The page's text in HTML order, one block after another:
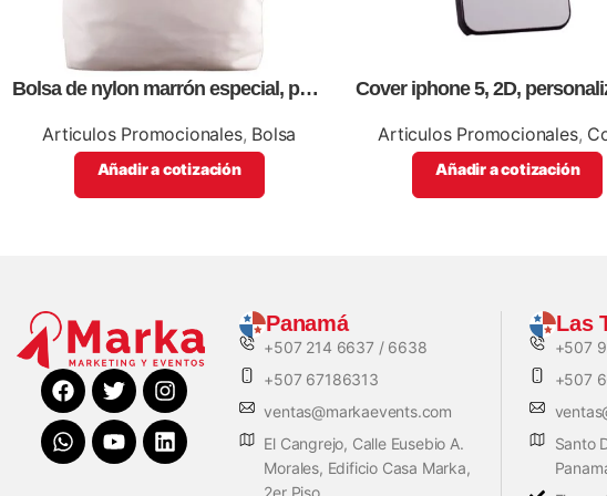
Bolsa de nylon marrón especial, para
Articulos Promocionales, Bolsa
Añadir a cotización
Cover iphone 5, 2D,
Articulos Promocionales,
Añadir a cotización
Panamá
+507 214 6637 / 6638
+507 67186313
ventas@markaevents.com
El Cangrejo, Calle Eusebio A.
Morales, Edificio Casa Marka,
Las
+507
+507
Santo